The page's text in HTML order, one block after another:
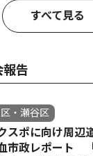
すべて見る
報告
・瀬谷区
スポに向け周辺
市政レポート